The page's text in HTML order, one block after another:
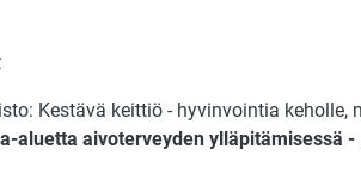
Kestävä keittiö - hyvinvointia keholle,
aluetta aivoterveyden ylläpitämisessä -